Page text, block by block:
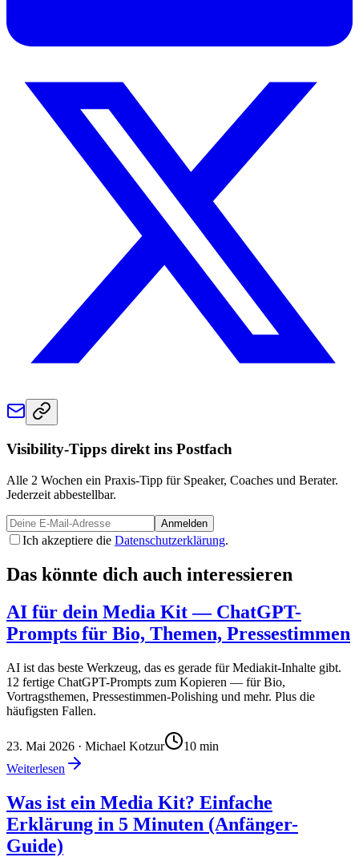
Visibility-Tipps direkt ins Postfach
Alle 2 Wochen ein Praxis-Tipp für Speaker, Coaches und Berater.
Jederzeit abbestellbar.
Anmelden
Ich akzeptiere die Datenschutzerklärung.
Das könnte dich auch interessieren
AI für dein Media Kit — ChatGPT-
Prompts für Bio, Themen, Pressestimmen
AI ist das beste Werkzeug, das es gerade für Mediakit-Inhalte gibt.
12 fertige ChatGPT-Prompts zum Kopieren — für Bio,
Vortragsthemen, Pressestimmen-Polishing und mehr. Plus die
häufigsten Fallen.
23. Mai 2026 · Michael Kotzur 10 min
Weiterlesen
Was ist ein Media Kit? Einfache
Erklärung in 5 Minuten (Anfänger-
Guide)